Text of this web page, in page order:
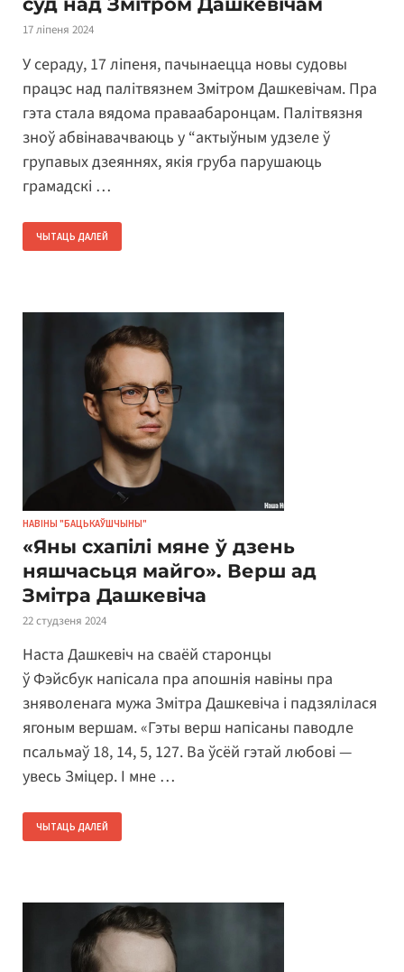
17 ліпеня 2024
У сераду, 17 ліпеня, пачынаецца новы судовы
працэс над палітвязнем Змітром Дашкевічам. Пра
гэта стала вядома праваабаронцам. Палітвязня
зноў абвінавачваюць у “актыўным удзеле ў
групавых дзеяннях, якія груба парушаюць
грамадскі …
ЧЫТАЦЬ ДАЛЕЙ
НАВІНЫ "БАЦЬКАЎШЧЫНЫ"
«Яны схапілі мяне ў дзень
няшчасьця майго». Верш ад
Змітра Дашкевіча
22 студзеня 2024
Наста Дашкевіч на сваёй старонцы
ў Фэйсбук напісала пра апошнія навіны пра
зняволенага мужа Змітра Дашкевіча і падзялілася
ягоным вершам. «Гэты верш напісаны паводле
псальмаў 18, 14, 5, 127. Ва ўсёй гэтай любові —
увесь Зміцер. І мне …
ЧЫТАЦЬ ДАЛЕЙ